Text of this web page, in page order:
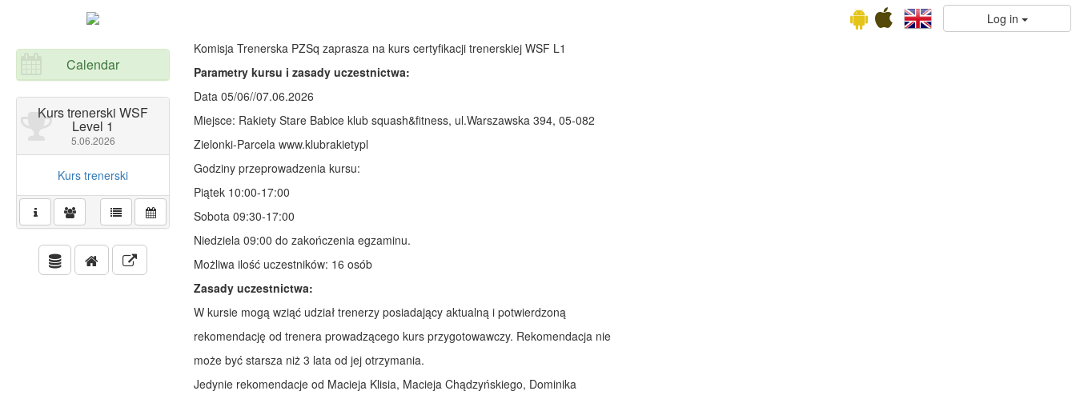
Log in
Calendar
Kurs trenerski WSF
Level 1
5.06.2026
Kurs trenerski
Komisja Trenerska PZSq zaprasza na kurs certyfikacji trenerskiej WSF L1
Parametry kursu i zasady uczestnictwa:
Data 05/06//07.06.2026
Miejsce: Rakiety Stare Babice klub squash&fitness, ul.Warszawska 394, 05-082
Zielonki-Parcela www.klubrakietypl
Godziny przeprowadzenia kursu:
Piątek 10:00-17:00
Sobota 09:30-17:00
Niedziela 09:00 do zakończenia egzaminu.
Możliwa ilość uczestników: 16 osób
Zasady uczestnictwa:
W kursie mogą wziąć udział trenerzy posiadający aktualną i potwierdzoną
rekomendację od trenera prowadzącego kurs przygotowawczy. Rekomendacja nie
może być starsza niż 3 lata od jej otrzymania.
Jedynie rekomendacje od Macieja Klisia, Macieja Chądzyńskiego, Dominika